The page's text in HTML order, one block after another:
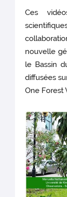
Ces
nouvelle
le Bassin
diffusées
One Forest